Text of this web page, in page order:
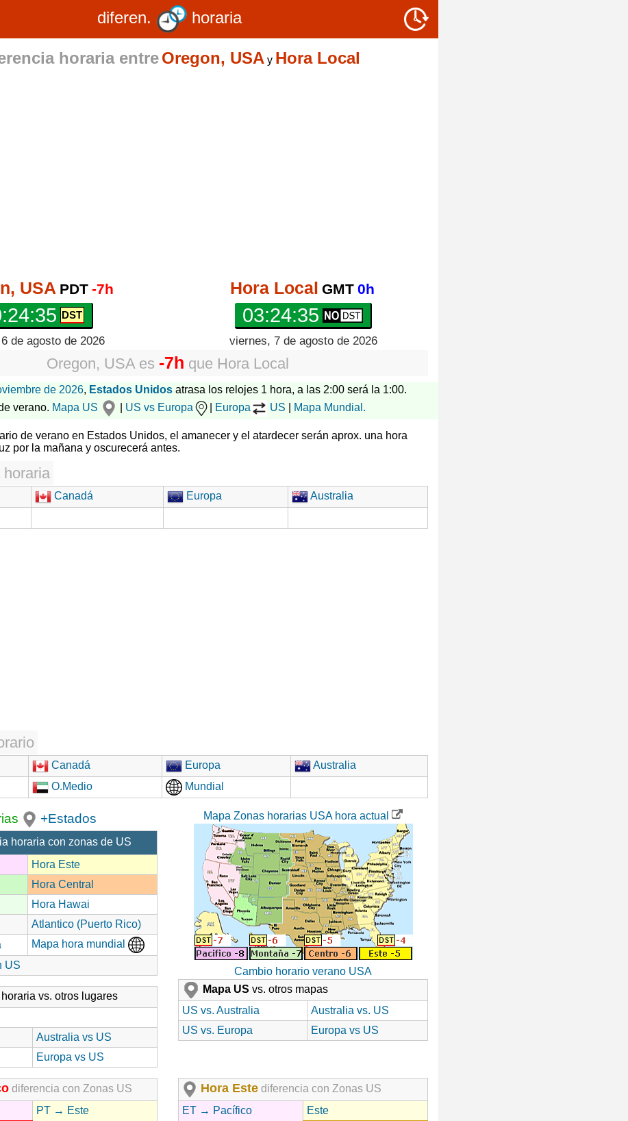
diferen. horaria
horaria entreOregon, USA y Hora Local
USA PDT -7h
de agosto de 2026
Hora Local GMT 0h
03:24:36
viernes, 7 de agosto de 2026
Oregon, USAes -7h que Hora Local
de 2026, Estados Unidos atrasa los relojes 1 hora, a las 2:00 será la 1:00.
verano. Mapa US US vs Europa Europa US Mapa Mundial.
de verano en Estados Unidos, el amanecer y el atardecer serán aprox. una hora
por la mañana y oscurecerá antes.
horaria
Canadá Europa
Australia
Canadá Europa
Australia
O.Medio Mundial
+Estados
horaria con zonas de US
Hora Este
Hora Central
Hora Hawai
Atlantico (Puerto Rico)
Mapa hora mundial
US
vs. otros lugares
Australia vs US
Europa vs US
Mapa Zonas horarias USA hora actual
Cambio horario verano USA
Mapa US vs. otros mapas
US vs. Australia
Australia vs. US
US vs. Europa
Europa vs US
diferencia con Zonas US
PT → Este
Hora Este diferencia con Zonas US
ET → Pacífico
Este